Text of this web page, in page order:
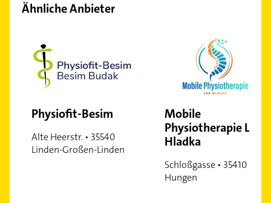
Ähnliche Anbieter
Physiofit-Besim
Alte Heerstr. • 35540
Linden-Großen-Linden
Mobile
Physiotherapie Lea
Hladka
Schloßgasse • 35410
Hungen